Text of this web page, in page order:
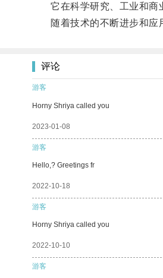
它在科学研究、工业和商业
随着技术的不断进步和应用
评论
游客
Horny Shriya called you
2023-01-08
游客
Hello,? Greetings fr
2022-10-18
游客
Horny Shriya called you
2022-10-10
游客